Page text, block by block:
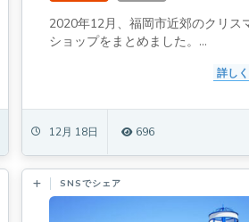
2020年12月、福岡市近郊のクリス
ショップをまとめました。...
詳し
12月 18日 696
SNSでシェア